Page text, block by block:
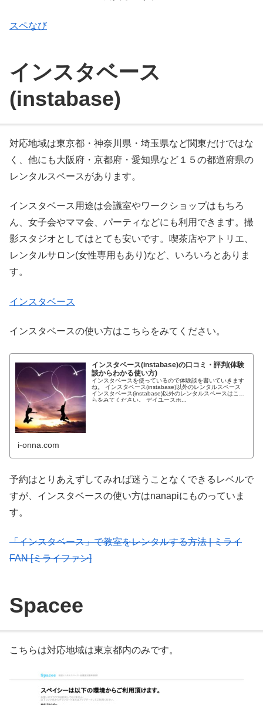
スペなび
インスタベース
(instabase)
対応地域は東京都・神奈川県・埼玉県など関東だけではな
く、他にも大阪府・京都府・愛知県など１５の都道府県の
レンタルスペースがあります。
インスタベース用途は会議室やワークショップはもちろ
ん、女子会やママ会、パーティなどにも利用できます。撮
影スタジオとしてはとても安いです。喫茶店やアトリエ、
レンタルサロン(女性専用もあり)など、いろいろとありま
す。
インスタベース
インスタベースの使い方はこちらをみてください。
インスタベース(instabase)の口コミ・評判(体験
談からわかる使い方)
インスタベースを使っているので体験談を書いていきます
ね。 インスタベース(instabase)以外のレンタルスペース
インスタベース(instabase)以外のレンタルスペースはこち
らをみてください。 デイユースホ...
i-onna.com
予約はとりあえずしてみれば迷うことなくできるレベルで
すが、インスタベースの使い方はnanapiにものっていま
す。
「インスタベース」で教室をレンタルする方法 | ミライ
FAN [ミライファン]
Spacee
こちらは対応地域は東京都内のみです。